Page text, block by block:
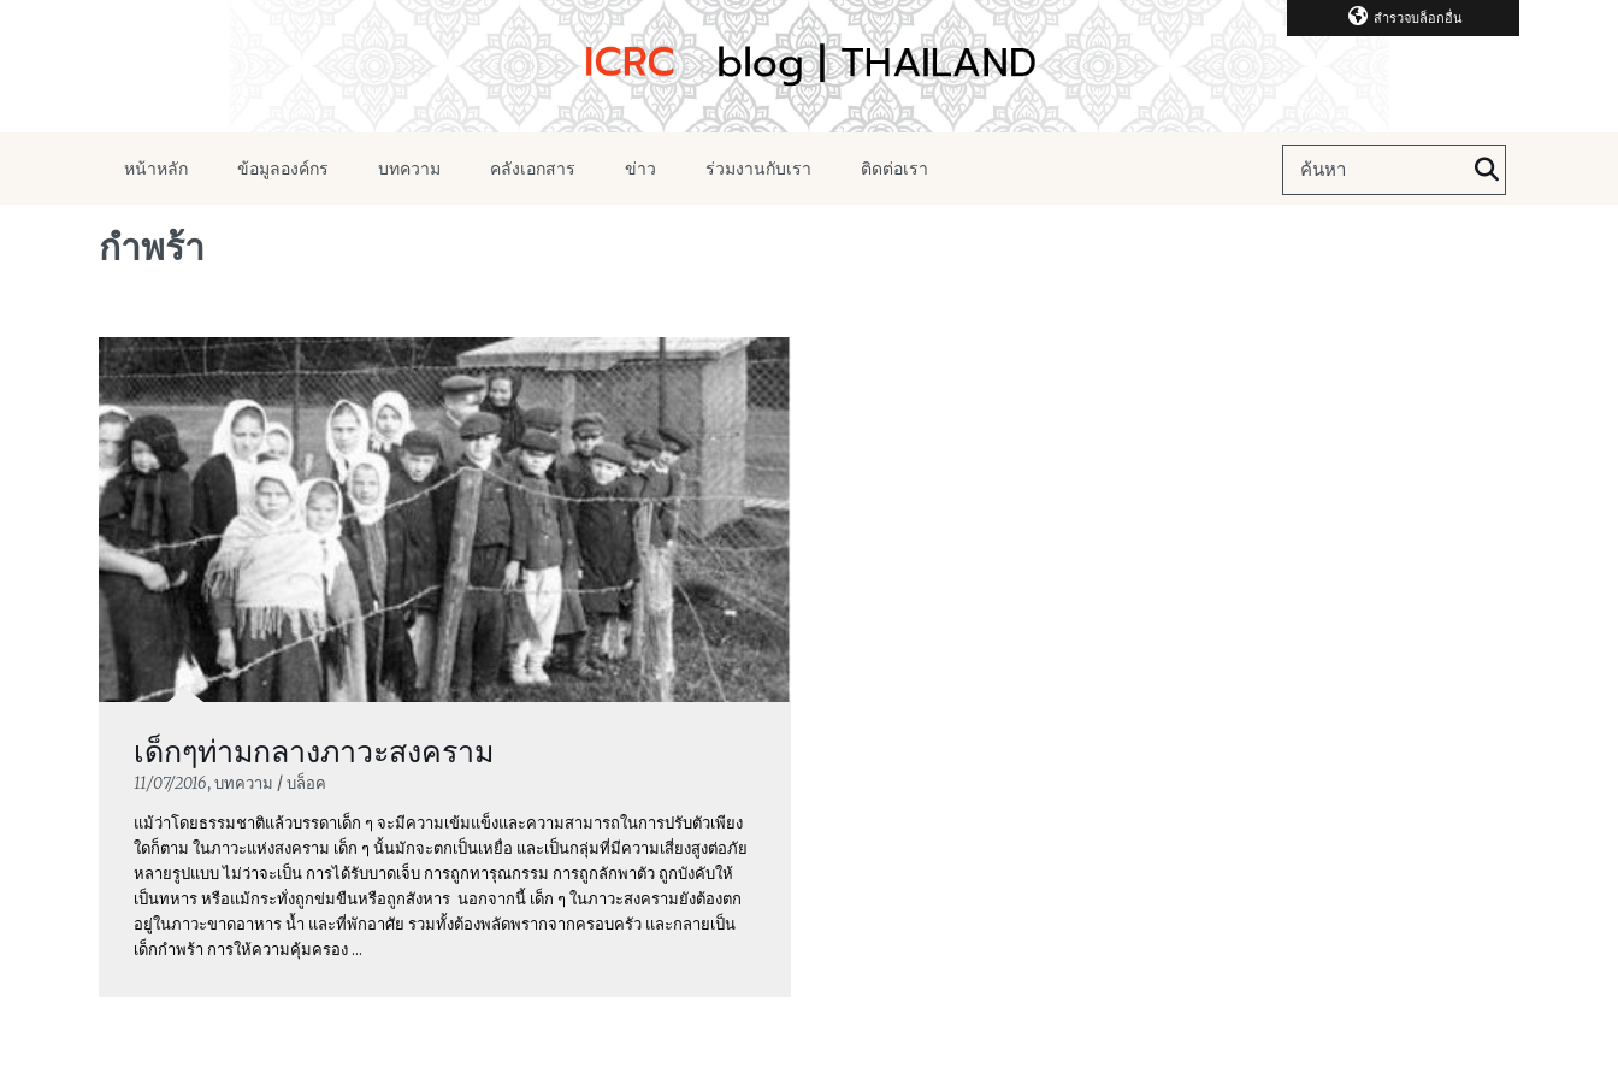
สำรวจบล็อกอื่น
หน้าหลัก ข้อมูลองค์กร บทความ คลังเอกสาร ข่าว ร่วมงานกับเรา ติดต่อเรา
กำพร้า
เด็กๆท่ามกลางภาวะสงคราม
11/07/2016, บทความ / บล็อค
แม้ว่าโดยธรรมชาติแล้วบรรดาเด็ก ๆ จะมีความเข้มแข็งและความสามารถในการปรับตัวเพียง
ใดก็ตาม ในภาวะแห่งสงคราม เด็ก ๆ นั้นมักจะตกเป็นเหยื่อ และเป็นกลุ่มที่มีความเสี่ยงสูงต่อภัย
หลายรูปแบบ ไม่ว่าจะเป็น การได้รับบาดเจ็บ การถูกทารุณกรรม การถูกลักพาตัว ถูกบังคับให้
เป็นทหาร หรือแม้กระทั่งถูกข่มขืนหรือถูกสังหาร นอกจากนี้ เด็ก ๆ ในภาวะสงครามยังต้องตก
อยู่ในภาวะขาดอาหาร น้ำ และที่พักอาศัย รวมทั้งต้องพลัดพรากจากครอบครัว และกลายเป็น
เด็กกำพร้า การให้ความคุ้มครอง ...